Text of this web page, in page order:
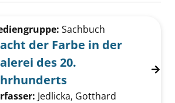
springen
Details von Macht der Farbe in
Sachbuch
der Farbe in der
des 20.
Jedlicka, Gotthard